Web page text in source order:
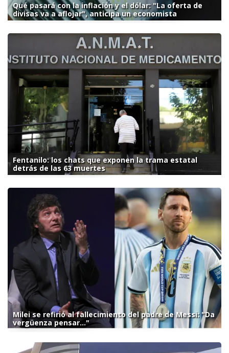
Qué pasará con la inflación y el dólar: "La oferta de
divisas va a aflojar", anticipa un economista
Fentanilo: los chats que exponen la trama estatal
detrás de las 63 muertes
Milei se refirió al fallecimiento del padre de Messi: "Da
vergüenza pensar..."